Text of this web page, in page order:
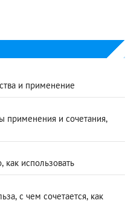
и применение
применения и сочетания,
как использовать
с чем сочетается, как